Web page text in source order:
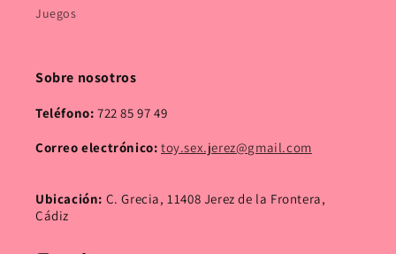
Juegos
Sobre nosotros
Teléfono: 722 85 97 49
Correo electrónico: toy.sex.jerez@gmail.com
Ubicación: C. Grecia, 11408 Jerez de la Frontera,
Cádiz